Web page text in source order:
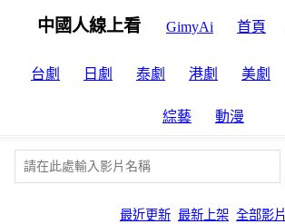
中國人線上看 GimyAi 首頁
台劇 日劇 泰劇 港劇 美劇
綜藝 動漫
最近更新 最新上架 全部影片